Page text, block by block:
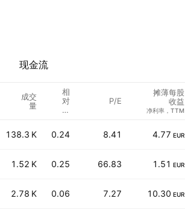
现金流
成交
量
相
对
成
P/E
摊薄每股
收益
净利率，TTM
138.3 K 0.24 8.41 4.77 EUR
1.52 K 0.25 66.83 1.51 EUR
2.78 K 0.06 7.27 10.30 EUR